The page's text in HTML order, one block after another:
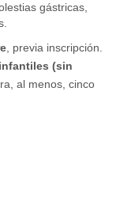
gástricas,
, previa inscripción.
(sin
al menos, cinco